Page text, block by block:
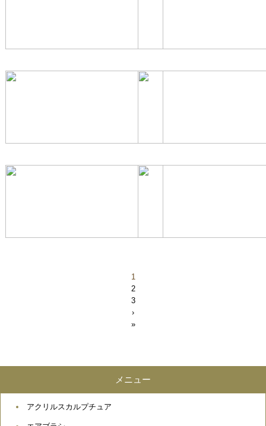
1
2
3
›
»
メニュー
アクリルスカルプチュア